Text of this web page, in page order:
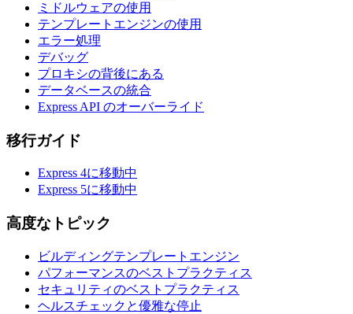
ミドルウェアの使用
テンプレートエンジンの使用
エラー処理
デバッグ
プロキシの背後にある
データベースの統合
Express API のオーバーライド
移行ガイド
Express 4に移動中
Express 5に移動中
高度なトピック
ビルディングテンプレートエンジン
パフォーマンスのベストプラクティス
セキュリティのベストプラクティス
ヘルスチェックと優雅な停止